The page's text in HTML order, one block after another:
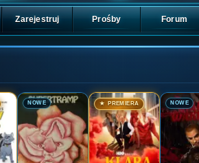
Zarejestruj Prośby Forum
🎬NOWE 🎬★ PREMIERA 🎬NOWE